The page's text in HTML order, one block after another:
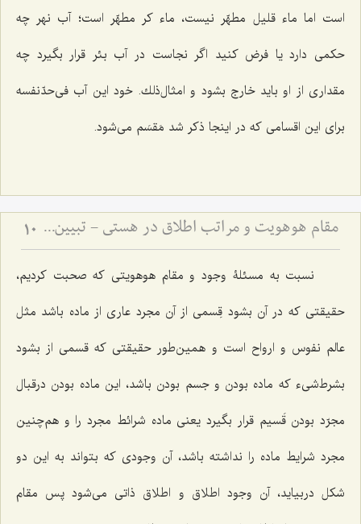
است اما ماء قلیل مطهّر نیست، ماء كر مطهّر است؛ آب نهر چه
حكمى دارد یا فرض كنید اگر نجاست در آب بئر قرار بگیرد چه
مقدارى از او باید خارج بشود و امثال‌ذلك. خود این آب فى‌حدّنفسه
براى این اقسامى كه در اینجا ذكر شد مَقسَم مى‌شود.
مقام هوهویت و مراتب اطلاق در هستی - تبیین نسبت میان مقام احدیت، واحدیت و ظهورات مادی 10
نسبت به مسئلۀ وجود و مقام هوهویتى كه صحبت كردیم،
حقیقتى كه در آن بشود قِسمى از آن مجرد عارى از ماده باشد مثل
عالم نفوس و ارواح است و همین‌طور حقیقتی که قسمی از بشود
بشرط‌شی‌ء كه ماده بودن و جسم بودن باشد، این ماده بودن درقبال
مجرّد بودن قَسیم قرار بگیرد یعنی ماده شرائط مجرد را و هم‌چنین
مجرد شرایط ماده را نداشته باشد، آن وجودى كه بتواند به این دو
شكل دربیاید، آن وجود اطلاق و اطلاق ذاتى مى‌شود پس مقام